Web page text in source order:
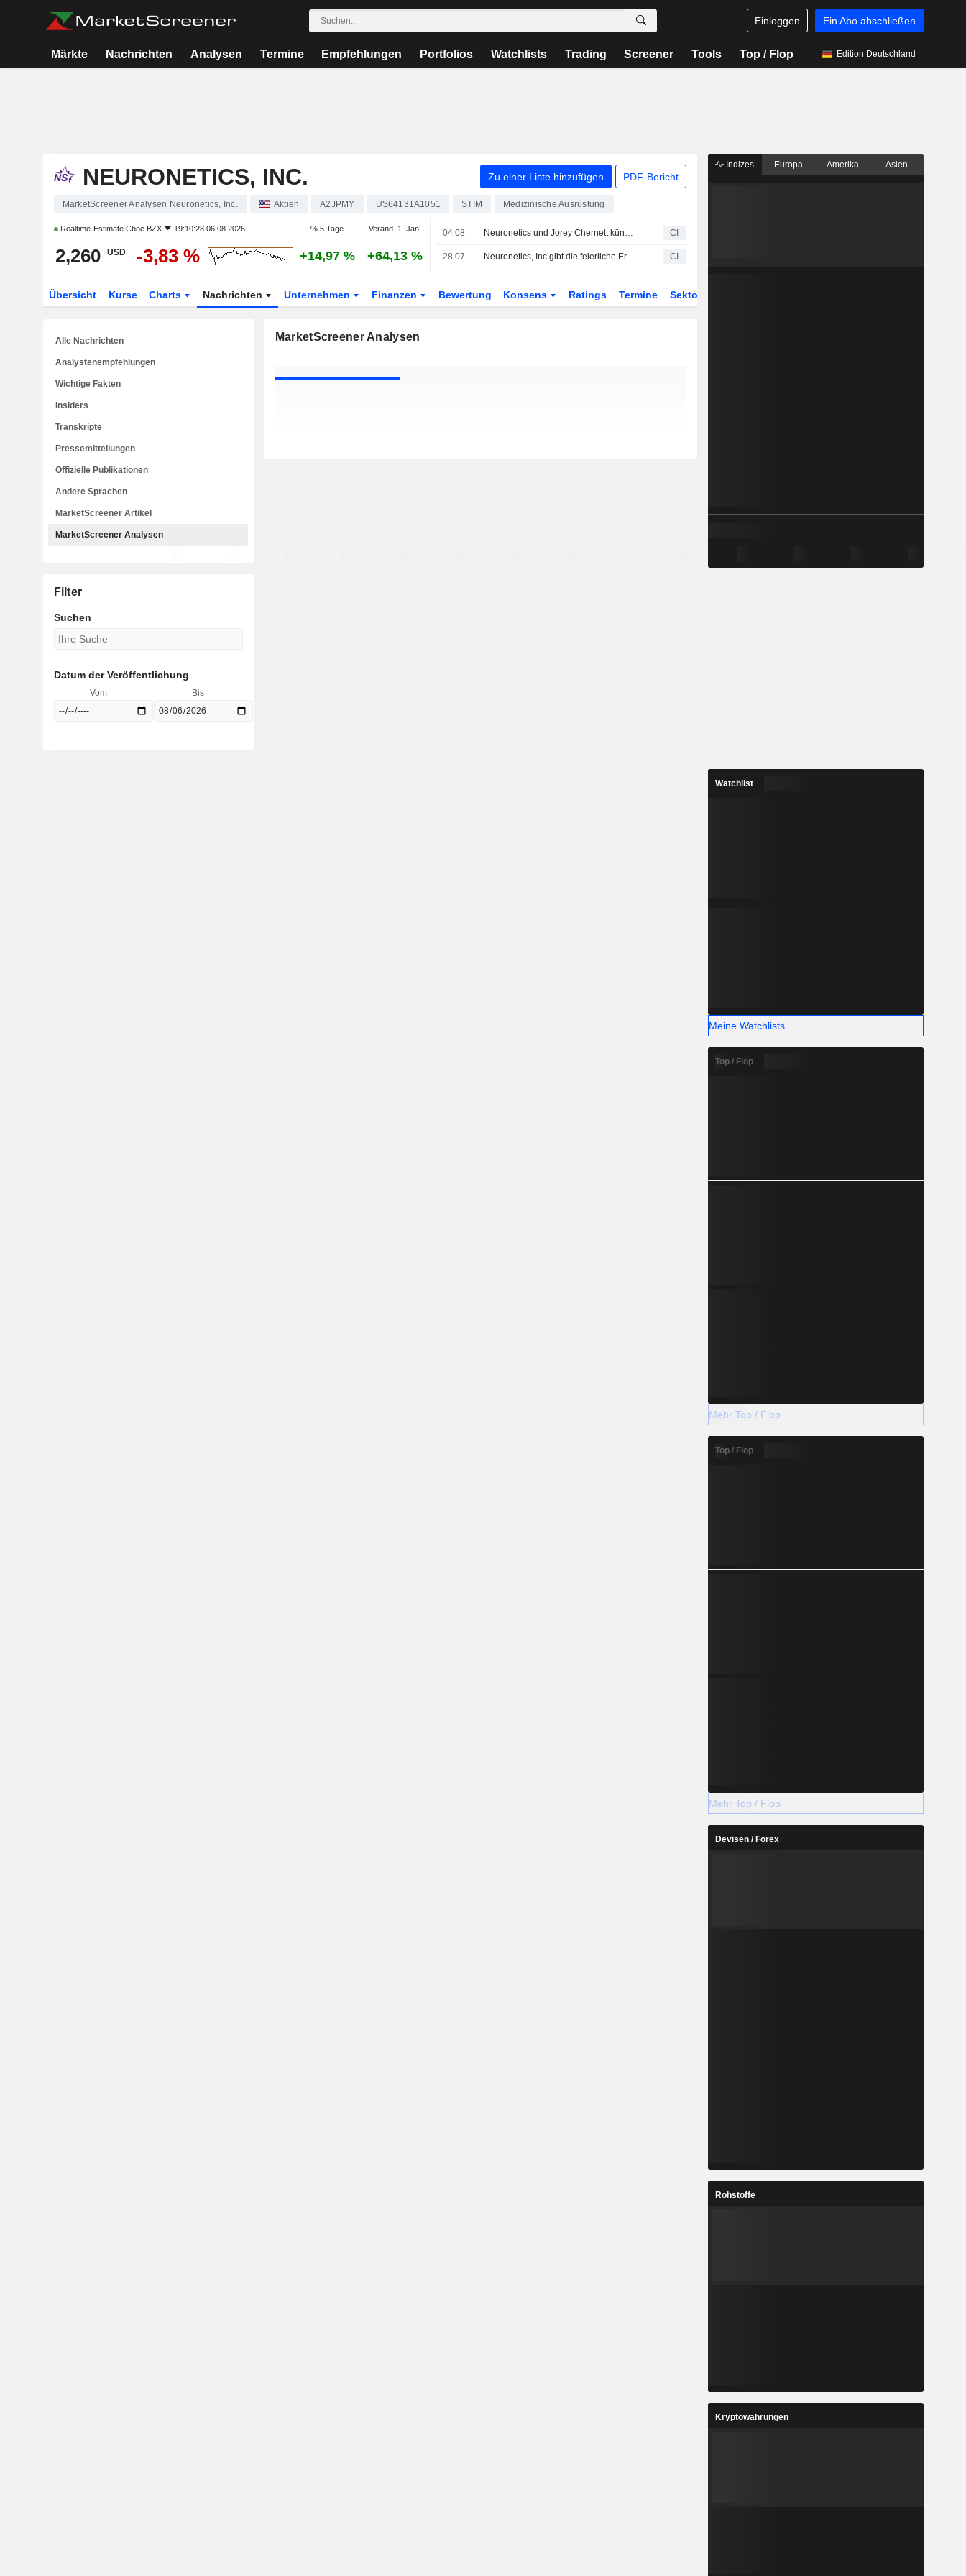
Einloggen Ein Abo abschließen
Märkte Nachrichten Analysen Termine Empfehlungen Portfolios Watchlists Trading Screener Tools Top / Flop Edition Deutschland
NEURONETICS, INC. Zu einer Liste hinzufügen PDF-Bericht
MarketScreener Analysen Neuronetics, Inc. Aktien A2JPMY US64131A1051 STIM Medizinische Ausrüstung
Realtime-Estimate Cboe BZX 19:10:28 06.08.2026 % 5 Tage Veränd. 1. Jan.
2,260 USD -3,83 % +14,97 % +64,13 %
04.08. Neuronetics und Jorey Chernett kündigen gemeinsame Vision an CI
28.07. Neuronetics, Inc gibt die feierliche Eröffnung der Greenbrook Mental Wellness Centers bekannt CI
Übersicht Kurse Charts Nachrichten Unternehmen Finanzen Bewertung Konsens Ratings Termine Sektor
MarketScreener Analysen
Alle Nachrichten
Analystenempfehlungen
Wichtige Fakten
Insiders
Transkripte
Pressemitteilungen
Offizielle Publikationen
Andere Sprachen
MarketScreener Artikel
MarketScreener Analysen
Filter
Suchen
Datum der Veröffentlichung
Vom Bis
Indizes Europa Amerika Asien
Watchlist
Meine Watchlists
Top / Flop
Mehr Top / Flop
Top / Flop
Mehr Top / Flop
Devisen / Forex
Rohstoffe
Kryptowährungen